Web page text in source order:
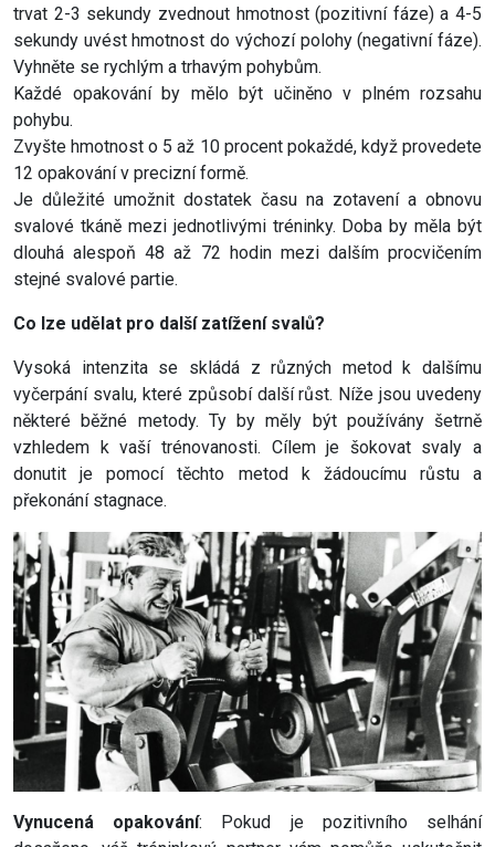
trvat 2-3 sekundy zvednout hmotnost (pozitivní fáze) a 4-5
sekundy uvést hmotnost do výchozí polohy (negativní fáze).
Vyhněte se rychlým a trhavým pohybům.
Každé opakování by mělo být učiněno v plném rozsahu
pohybu.
Zvyšte hmotnost o 5 až 10 procent pokaždé, když provedete
12 opakování v precizní formě.
Je důležité umožnit dostatek času na zotavení a obnovu
svalové tkáně mezi jednotlivými tréninky. Doba by měla být
dlouhá alespoň 48 až 72 hodin mezi dalším procvičením
stejné svalové partie.
Co lze udělat pro další zatížení svalů?
Vysoká intenzita se skládá z různých metod k dalšímu
vyčerpání svalu, které způsobí další růst. Níže jsou uvedeny
některé běžné metody. Ty by měly být používány šetrně
vzhledem k vaší trénovanosti. Cílem je šokovat svaly a
donutit je pomocí těchto metod k žádoucímu růstu a
překonání stagnace.
Vynucená opakování: Pokud je pozitivního selhání